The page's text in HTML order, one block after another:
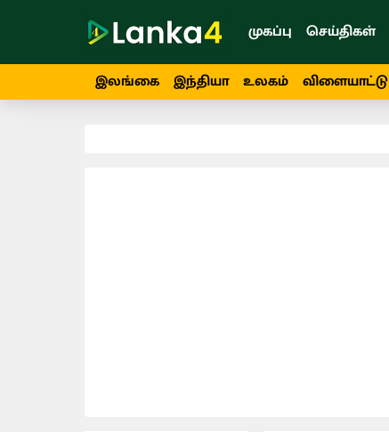
முகப்பு செய்திகள்
இலங்கை இந்தியா உலகம் விளையாட்டு